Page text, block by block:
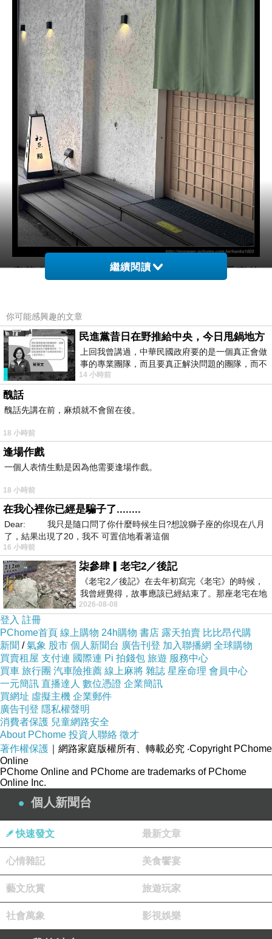
座落在台北大街上幽靜的小巷裡 從外面看真的
我們提前到但卻沒辦法進去等 大概是跟日本精
神一樣 一定要到規定的時間才能開門營業
繼續閱讀
你可能感興趣的文章
民進黨昔日在野推給中央，今日甩鍋地方
上回我曾講過，中華民國政府要的是一個真正會做
事的專業團隊，而且要真正解決問題的團隊，而不
是只會到處甩鍋的雙標團隊，最近民進黨
14 小時前
醜話
醜話先講在前，麻煩就不會留在後。
18 小時前
逢場作戲
一個人表情生動是因為他需要逢場作戲。
18 小時前
在我心裡你已經是騙子了........
Dear: 我只是隨口問了你什麼時候生日?想說獅子座的你現在八月
了，結果出現了20，我不 可置信地看著這個
16 小時前
柒參肆▎老宅2／後記
《老宅2／後記》在去年初寫完《老宅》的時候，
我曾經覺得，故事應該已經結束了。那座老宅在地
震中倒塌，七個人終於離開那片黑暗，
2026-08-08
登入 註冊
PChome首頁 線上購物 24h購物 書店 露天拍賣 比比昂代購
新聞 /氣象 股市 個人新聞台 廣告刊登 加入聯播網 全球購物
買賣租屋 支付連 國際連 Pi 拍錢包 旅遊 服務中心
買車 旅行團 汽車險推薦 線上麻將 雜誌 星座命理 會員中心
一元簡訊 直播達人 數位憑證 企業簡訊
買網址 虛擬主機 企業郵件
廣告刊登 隱私權聲明
消費者保護 兒童網路安全
About PChome 投資人聯絡 徵才
著作權保護 ｜網路家庭版權所有、轉載必究 ‧Copyright PChome
Online
PChome Online and PChome are trademarks of PChome
Online Inc.
個人新聞台
快速發文 最新文章
心情雜記 美食饗宴
藝文欣賞 旅遊玩家
社會萬象 影視娛樂